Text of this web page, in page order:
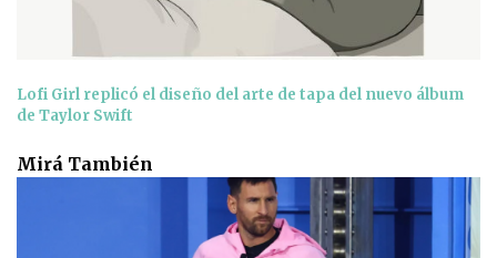
Lofi Girl replicó el diseño del arte de tapa del nuevo álbum
de Taylor Swift
Mirá También